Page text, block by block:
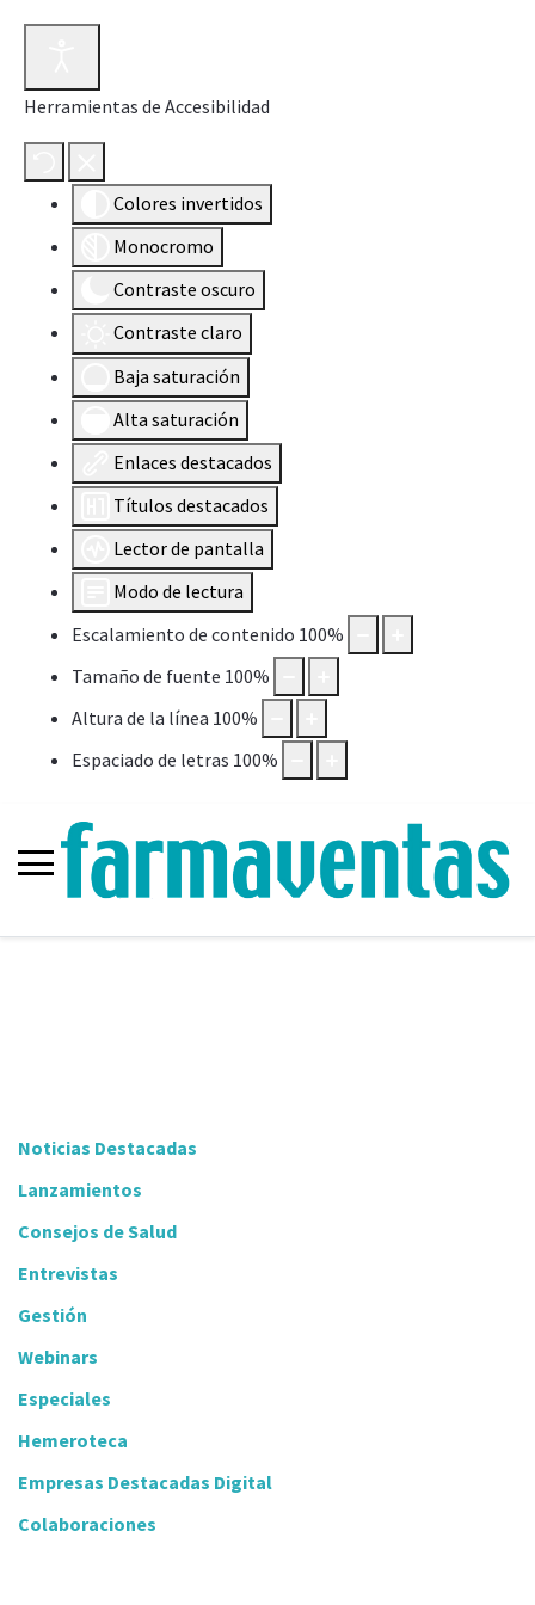
Herramientas de Accesibilidad
Colores invertidos
Monocromo
Contraste oscuro
Contraste claro
Baja saturación
Alta saturación
Enlaces destacados
Títulos destacados
Lector de pantalla
Modo de lectura
Escalamiento de contenido 100%
Tamaño de fuente 100%
Altura de la línea 100%
Espaciado de letras 100%
Noticias Destacadas
Lanzamientos
Consejos de Salud
Entrevistas
Gestión
Webinars
Especiales
Hemeroteca
Empresas Destacadas Digital
Colaboraciones